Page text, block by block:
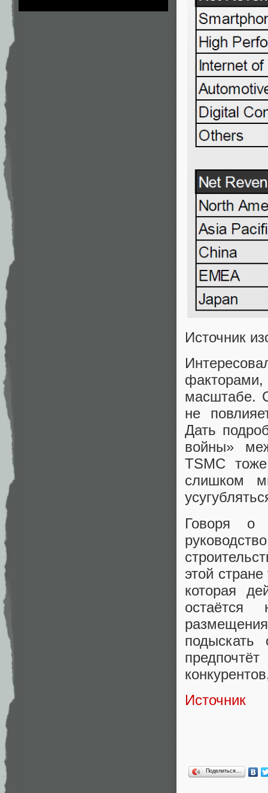
Источник
масштабе.
не
Дать
войны»
TSMC
слишком
Говоря о
этой
которая
подыскать
Источник
Поделиться…